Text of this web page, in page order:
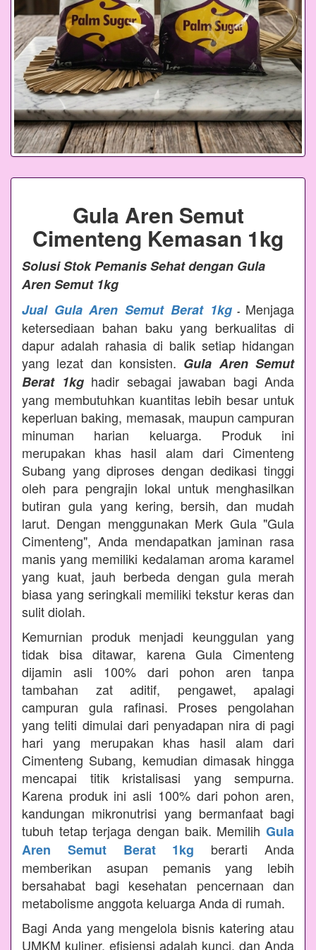
Gula Aren Semut
Cimenteng Kemasan 1kg
Solusi Stok Pemanis Sehat dengan Gula
Aren Semut 1kg
Jual Gula Aren Semut Berat 1kg- Menjaga
ketersediaan bahan baku yang berkualitas di
dapur adalah rahasia di balik setiap hidangan
yang lezat dan konsisten. Gula Aren Semut
Berat 1kghadir sebagai jawaban bagi Anda
yang membutuhkan kuantitas lebih besar untuk
keperluan baking, memasak, maupun campuran
minuman harian keluarga. Produk ini
merupakan khas hasil alam dari Cimenteng
Subang yang diproses dengan dedikasi tinggi
oleh para pengrajin lokal untuk menghasilkan
butiran gula yang kering, bersih, dan mudah
larut. Dengan menggunakan Merk Gula "Gula
Cimenteng", Anda mendapatkan jaminan rasa
manis yang memiliki kedalaman aroma karamel
yang kuat, jauh berbeda dengan gula merah
biasa yang seringkali memiliki tekstur keras dan
sulit diolah.
Kemurnian produk menjadi keunggulan yang
tidak bisa ditawar, karena Gula Cimenteng
dijamin asli 100% dari pohon aren tanpa
tambahan zat aditif, pengawet, apalagi
campuran gula rafinasi. Proses pengolahan
yang teliti dimulai dari penyadapan nira di pagi
hari yang merupakan khas hasil alam dari
Cimenteng Subang, kemudian dimasak hingga
mencapai titik kristalisasi yang sempurna.
Karena produk ini asli 100% dari pohon aren,
kandungan mikronutrisi yang bermanfaat bagi
tubuh tetap terjaga dengan baik. Memilih Gula
Aren Semut Berat 1kg berarti Anda
memberikan asupan pemanis yang lebih
bersahabat bagi kesehatan pencernaan dan
metabolisme anggota keluarga Anda di rumah.
Bagi Anda yang mengelola bisnis katering atau
UMKM kuliner, efisiensi adalah kunci, dan Anda